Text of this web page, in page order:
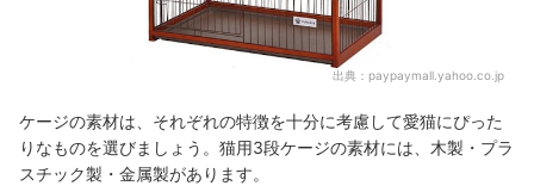
出典： paypaymall.yahoo.co.jp
ケージの素材は、それぞれの特徴を十分に考慮して愛猫にぴった
りなものを選びましょう。猫用3段ケージの素材には、木製・プラ
スチック製・金属製があります。